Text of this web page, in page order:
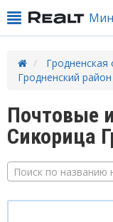
Гродненская
Гродненский район
Почтовые
Сикорица
Поиск по названию